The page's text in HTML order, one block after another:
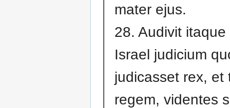
mater ejus.
28. Audivit itaque
Israel judicium
judicasset rex, et
regem, videntes